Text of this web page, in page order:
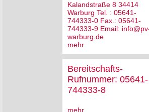
Kalandstraße 8 34414
Warburg Tel. : 05641-
744333-0 Fax.: 05641-
744333-9 Email:
warburg.de
mehr
Bereitschafts-
Rufnummer: 05641-
744333-8
mehr